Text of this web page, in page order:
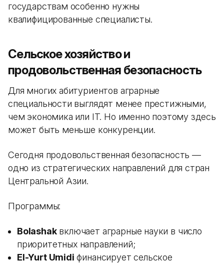
государствам особенно нужны
квалифицированные специалисты.
Сельское хозяйство и
продовольственная безопасность
Для многих абитуриентов аграрные
специальности выглядят менее престижными,
чем экономика или IT. Но именно поэтому здесь
может быть меньше конкуренции.
Сегодня продовольственная безопасность —
одно из стратегических направлений для стран
Центральной Азии.
Программы:
Bolashakвключает аграрные науки в число
приоритетных направлений;
El-Yurt Umidi финансирует сельское